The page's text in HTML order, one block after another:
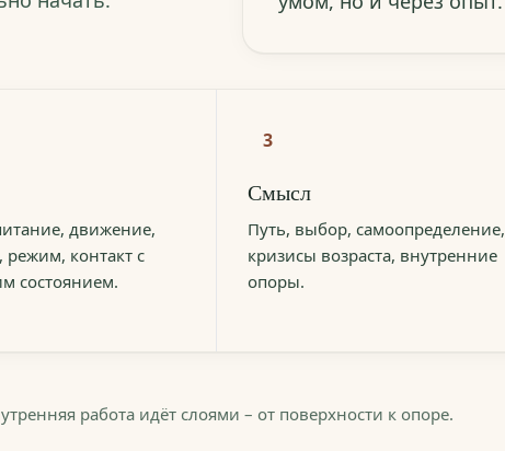
движение,
контакт с
состоянием.
3
Смысл
Путь, выбор, самоопределение,
кризисы возраста, внутренние
опоры.
работа идёт слоями – от поверхности к опоре.